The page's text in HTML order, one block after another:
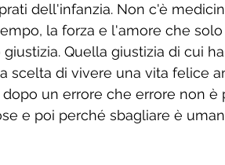
dell'infanzia. Non c'è
la forza e l'amore che
Quella giustizia di cui
scelta di vivere una vita felice
un errore che errore non è
e poi perché sbagliare è